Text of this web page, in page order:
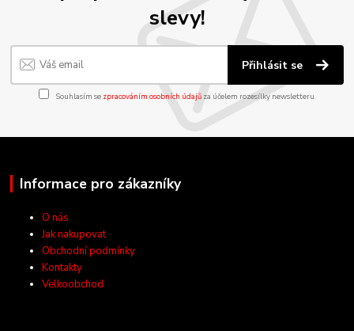
slevy!
Přihlásit se
Souhlasím se zpracováním osobních údajůza účelem rozesílky newsletteru.
Informace pro zákazníky
O nás
Jak nakupovat
Obchodní podmínky
Kontakty
Velkoobchod